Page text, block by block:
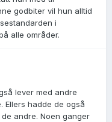
godbiter vil hun alltid
i
alle områder.
lever med andre
Ellers hadde de også
andre. Noen ganger